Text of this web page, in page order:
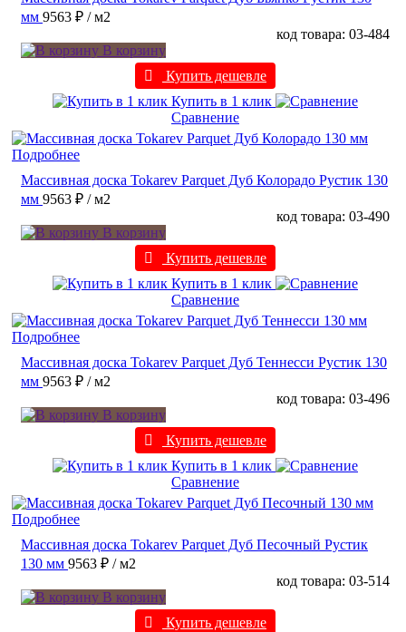
мм 9563 ₽ / м2
код товара: 03-484
В корзину
Купить дешевле
Купить в 1 клик
Сравнение
Подробнее
Массивная доска Tokarev Parquet Дуб Колорадо Рустик 130
мм 9563 ₽ / м2
код товара: 03-490
В корзину
Купить дешевле
Купить в 1 клик
Сравнение
Подробнее
Массивная доска Tokarev Parquet Дуб Теннесси Рустик 130
мм 9563 ₽ / м2
код товара: 03-496
В корзину
Купить дешевле
Купить в 1 клик
Сравнение
Подробнее
Массивная доска Tokarev Parquet Дуб Песочный Рустик
130 мм 9563 ₽ / м2
код товара: 03-514
В корзину
Купить дешевле